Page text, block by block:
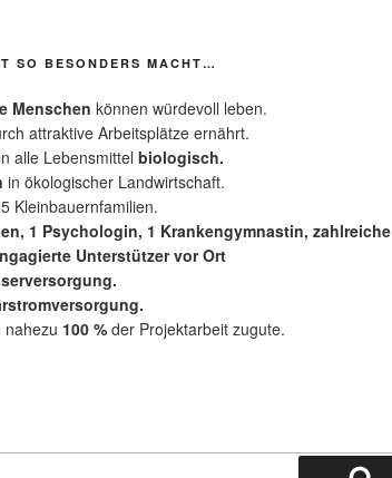
SO BESONDERS MACHT…
Menschen können würdevoll leben.
attraktive Arbeitsplätze ernährt.
alle Lebensmittel biologisch.
in ökologischer Landwirtschaft.
Kleinbauernfamilien.
1 Psychologin, 1 Krankengymnastin, zahlreiche
Unterstützer vor Ort
nahezu 100 % der Projektarbeit zugute.